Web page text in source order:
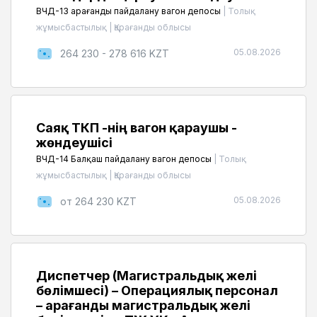
ВЧД-13 Қарағанды пайдалану вагон депосы
Толық
жұмысбастылық
Қарағанды облысы
264 230 - 278 616 KZT 05.08.2026
Саяқ ТКП -нің вагон қараушы -
жөндеушісі
ВЧД-14 Балқаш пайдалану вагон депосы
Толық
жұмысбастылық
Қарағанды облысы
от 264 230 KZT 05.08.2026
Диспетчер (Магистральдық желі
бөлімшесі) – Операциялық персонал
– Қарағанды ​​магистральдық желі